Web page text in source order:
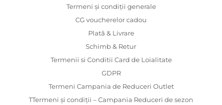
Termeni și condiții generale
CG voucherelor cadou
Plată & Livrare
Schimb & Retur
Termenii si Conditii Card de Loialitate
GDPR
Termeni Campania de Reduceri Outlet
TTermeni și condiții – Campania Reduceri de sezon